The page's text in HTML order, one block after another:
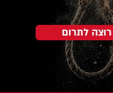
רוצה לתרום